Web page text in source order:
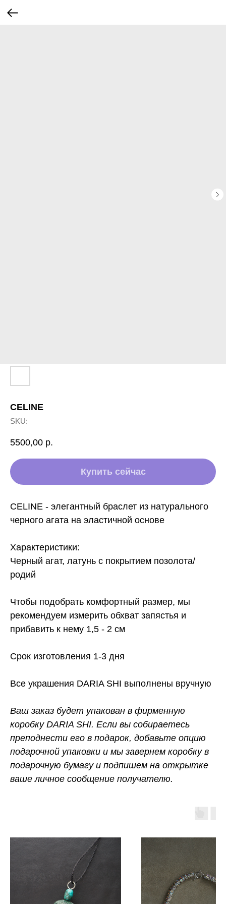
CELINE
SKU:
5500,00 р.
Купить сейчас
CELINE - элегантный браслет из натурального
черного агата на эластичной основе
Характеристики:
Черный агат, латунь с покрытием позолота/
родий
Чтобы подобрать комфортный размер, мы
рекомендуем измерить обхват запястья и
прибавить к нему 1,5 - 2 см
Срок изготовления 1-3 дня
Все украшения DARIA SHI выполнены вручную
Ваш заказ будет упакован в фирменную
коробку DARIA SHI. Если вы собираетесь
преподнести его в подарок, добавьте опцию
подарочной упаковки и мы завернем коробку в
подарочную бумагу и подпишем на открытке
ваше личное сообщение получателю.